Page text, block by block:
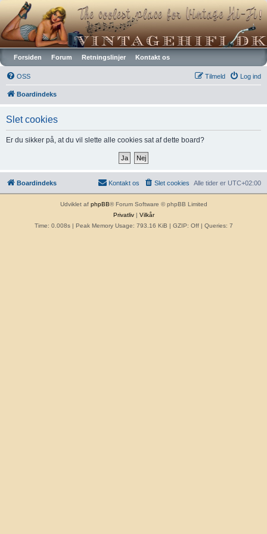
Vintagehifi.dk
Forsiden Forum Retningslinjer Kontakt os
OSS Log ind
Tilmeld
Boardindeks
Slet cookies
Er du sikker på, at du vil slette alle cookies sat af dette board?
Boardindeks Alle tider er UTC+02:00
Slet cookies
Kontakt os
Udviklet af phpBB® Forum Software © phpBB Limited
Privatliv| Vilkår
Time: 0.008s| Peak Memory Usage: 793.16 KiB | GZIP: Off | Queries: 7